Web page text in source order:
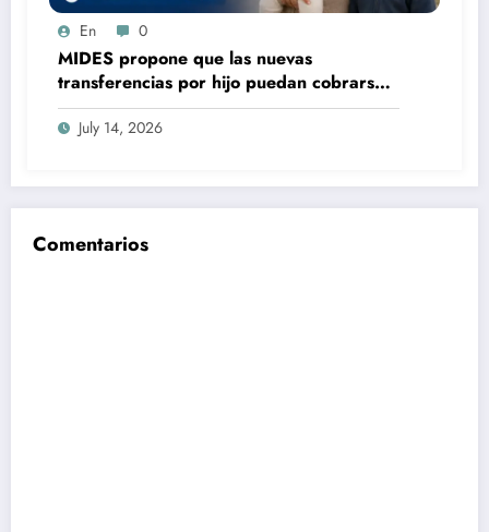
En 0
MIDES propone que las nuevas
transferencias por hijo puedan cobrarse
100% en efectivo: qué cambiaría desde
2027July 14, 2026
Comentarios